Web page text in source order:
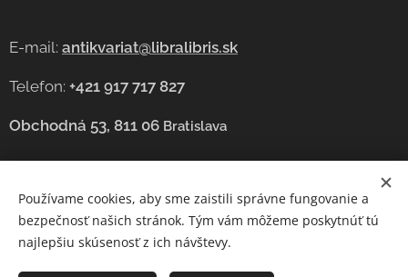
E-mail: antikvariat@libralibris.sk
Telefon: +421 917 717 827
Obchodná 53, 811 06 Bratislava
Cookies
Jazyky
Čeština
Slovenčina English
Používame cookies, aby sme zaistili správne fungovanie a
bezpečnosť našich stránok. Tým vám môžeme poskytnúť tú
najlepšiu skúsenosť z ich návštevy.